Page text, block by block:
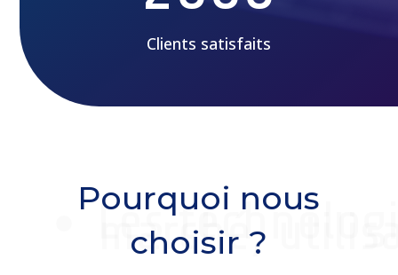
Les
marché,
Clients satisfaits
Pourquoi nous
choisir ?